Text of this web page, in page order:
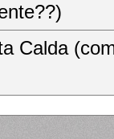
Calda